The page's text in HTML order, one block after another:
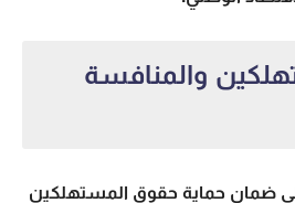
والمنافسة
على ضمان حماية حقوق المستهلكين